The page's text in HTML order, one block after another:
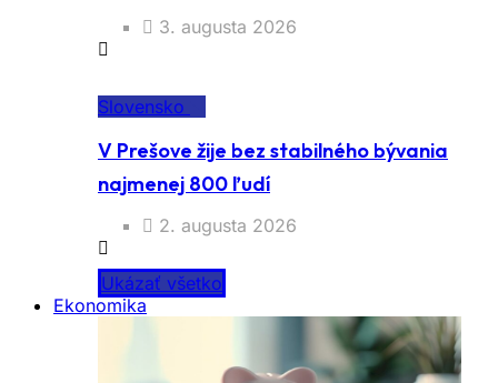
3. augusta 2026
Slovensko
V Prešove žije bez stabilného bývania
najmenej 800 ľudí
2. augusta 2026
Ukázať všetko
Ekonomika